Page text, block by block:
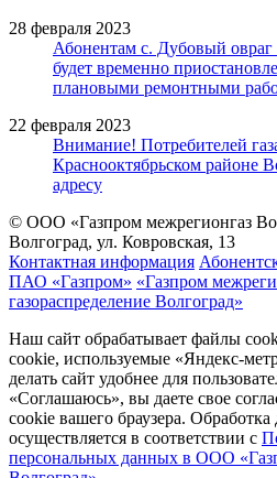
28 февраля 2023
Абонентам с. Дубовый овраг
будет временно
плановыми ремонтными
22 февраля 2023
Внимание! Потребителей
Краснооктябрьском районе
адресу
© ООО «Газпром межрегионгаз
Волгоград, ул. Ковровская, 13
Контактная информация
ПАО «Газпром» «Газпром
газораспределение Волгоград»
Наш сайт обрабатывает файлы
cookie, используемые «Яндекс-
делать сайт удобнее для
«Соглашаюсь», вы даете свое
cookie вашего браузера.
осуществляется в соответствии с
персональных данных в ООО